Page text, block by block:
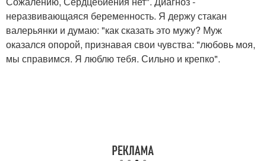
неразвивающаяся беременность. Я держу стакан
валерьянки и думаю: "как сказать это мужу? Муж
оказался опорой, признавая свои чувства: "любовь моя,
мы справимся. Я люблю тебя. Сильно и крепко".